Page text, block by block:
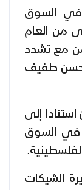
في السوق
من العام
مع تشدد
طفيف
إلى
في السوق
الشيكات